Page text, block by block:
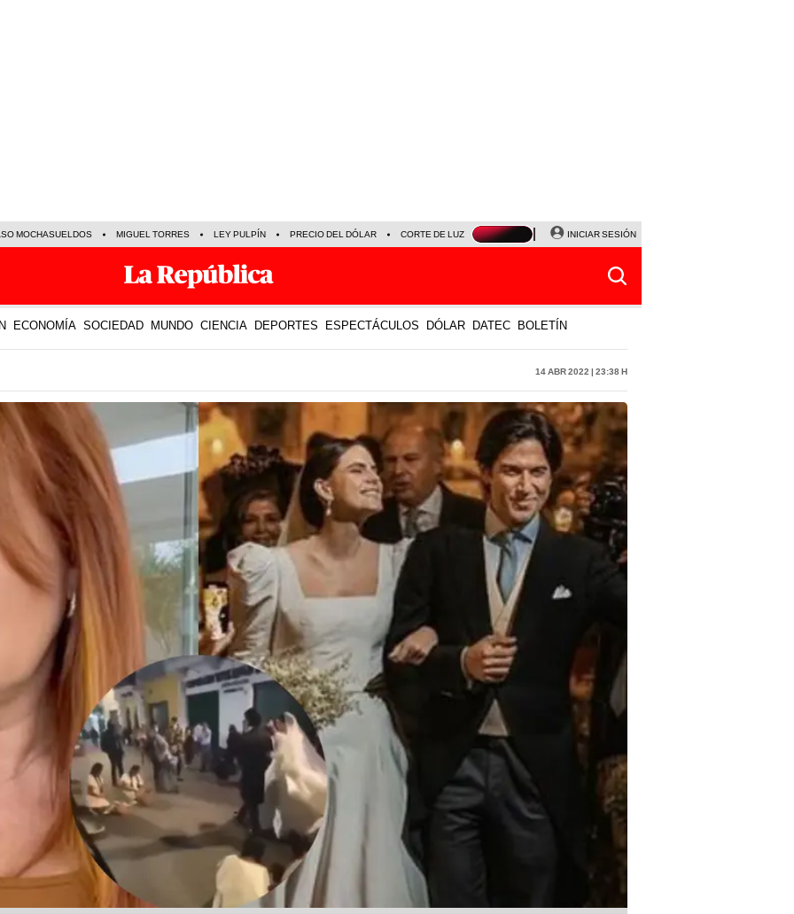
MOCHASUELDOS MIGUEL TORRES LEY PULPÍN PRECIO DEL DÓLAR CORTE DE LUZ VIERNES 7 DE AGOSTO ALBERTO BENAVIDES
INICIAR SESIÓN
ECONOMÍA SOCIEDAD MUNDO CIENCIA DEPORTES ESPECTÁCULOS DÓLAR DATEC BOLETÍN
14 Abr 2022 | 23:38 h